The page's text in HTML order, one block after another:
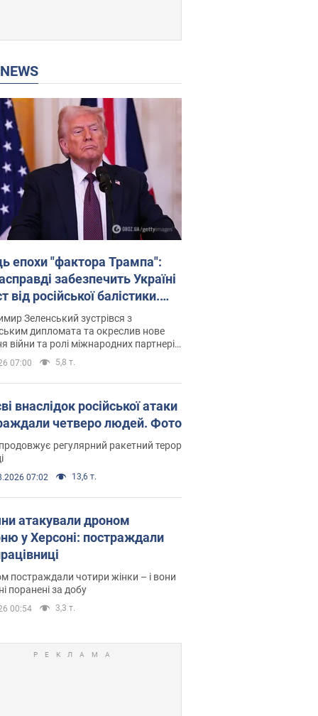
NEWS
епохи "фактора Трампа":
забезпечить Україні
від російської балістики.
з Безсмертним
Зеленський зустрівся з
дипломата та окреслив нове
війни та ролі міжнародних партнерів
з Росією
07:00 5,8 т.
внаслідок російської атаки
четверо людей. Фото
регулярний ракетний терор
07:02 13,6 т.
атакували дроном
у Херсоні: постраждали
постраждали чотири жінки – і вони
поранені за добу
00:54 3,3 т.